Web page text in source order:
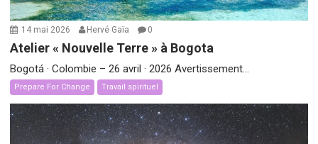
14 mai 2026 Hervé Gaïa 0
Atelier « Nouvelle Terre » à Bogota
Bogotá · Colombie – 26 avril · 2026 Avertissement...
Prepare For Change Travail spirituel